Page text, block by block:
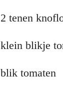
2 tenen
klein blikje
blik tomaten